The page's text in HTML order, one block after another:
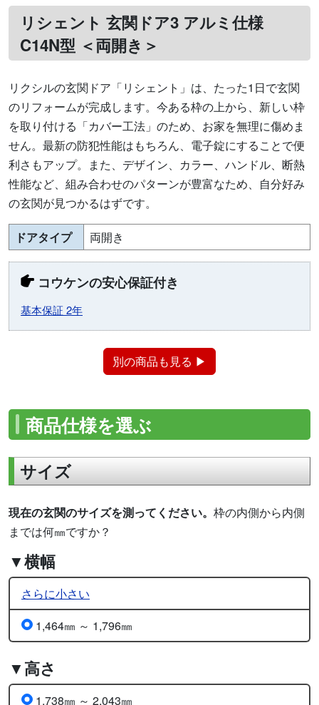
リシェント 玄関ドア3 アルミ仕様
C14N型 ＜両開き＞
リクシルの玄関ドア「リシェント」は、たった1日で玄関
のリフォームが完成します。今ある枠の上から、新しい枠
を取り付ける「カバー工法」のため、お家を無理に傷めま
せん。最新の防犯性能はもちろん、電子錠にすることで便
利さもアップ。また、デザイン、カラー、ハンドル、断熱
性能など、組み合わせのパターンが豊富なため、自分好み
の玄関が見つかるはずです。
ドアタイプ 両開き
コウケンの安心保証付き
基本保証 2年
別の商品も見る ▶
商品仕様を選ぶ
サイズ
現在の玄関のサイズを測ってください。 枠の内側から内側
までは何㎜ですか？
▼横幅
さらに小さい
1,464㎜ ～ 1,796㎜
▼高さ
1,738㎜ ～ 2,043㎜